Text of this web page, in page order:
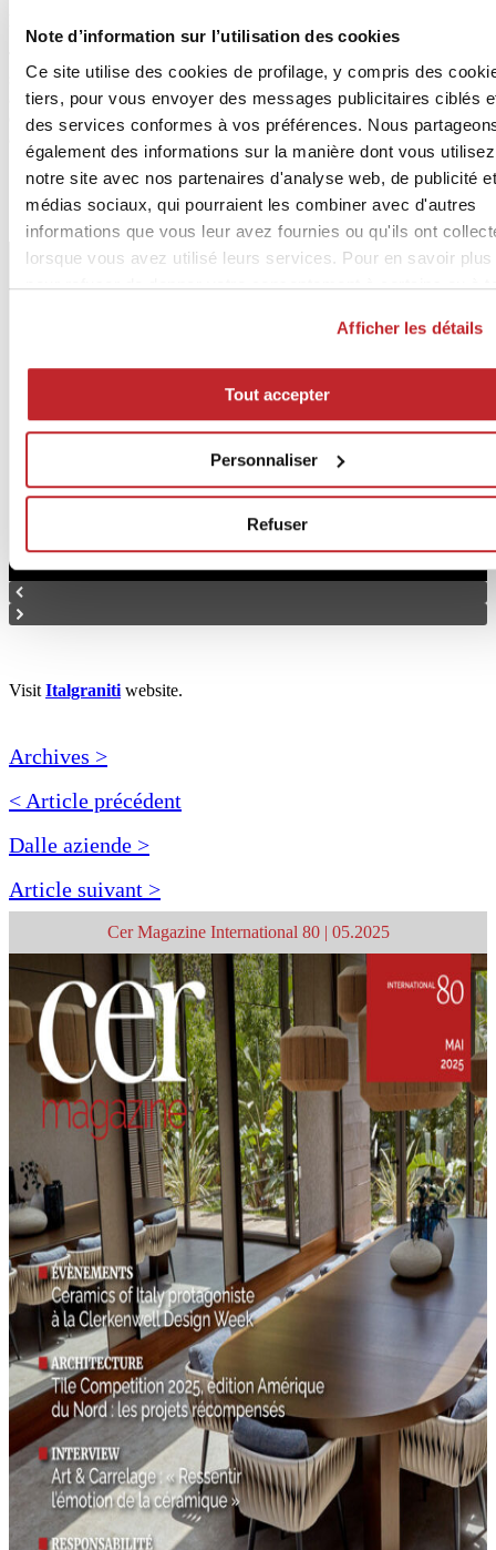
Note d’information sur l’utilisation des cookies
Ce site utilise des cookies de profilage, y compris des
tiers, pour vous envoyer des messages publicitaires ciblés
des services conformes à vos préférences. Nous
également des informations sur la manière dont vous utilisez
notre site avec nos partenaires d'analyse web, de publicité
médias sociaux, qui pourraient les combiner avec d'autres
informations que vous leur avez fournies ou qu'ils ont
lorsque vous avez utilisé leurs services. Pour en savoir plus
pour refuser de donner votre consentement à certains ou à
cliquez sur « Tout accepter ». Si vous ne voulez pas de
de profilage, cliquez sur « Refuser ».
Afficher les détails
Tout accepter
Personnaliser
Refuser
seamlessly merges surface structure and graphic design. The result is
an unprecedented sensory synergy, where every visual and tactile
detail aligns perfectly. A material depth never seen before, born from
a meticulous digital reproduction of natural marble.
Visit Italgraniti website.
Archives >
< Article précédent
Dalle aziende >
Article suivant >
Cer Magazine International 80 | 05.2025